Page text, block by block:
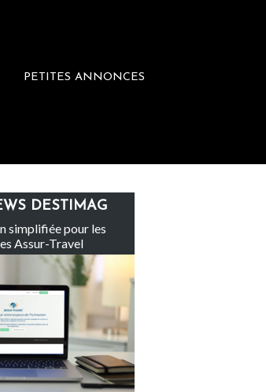
PETITES ANNONCES
Sainte-Claire rachète Eden
DESTIMAG
simplifiée pour les
Assur-Travel